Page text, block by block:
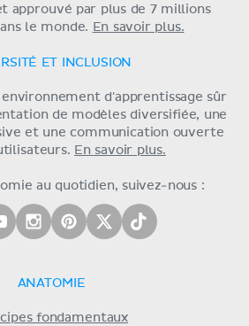
approuvé par plus de 7 millions
le monde. En savoir plus.
ET INCLUSION
d'apprentissage sûr
de modèles diversifiée, une
et une communication ouverte
En savoir plus.
au quotidien, suivez-nous :
ANATOMIE
fondamentaux